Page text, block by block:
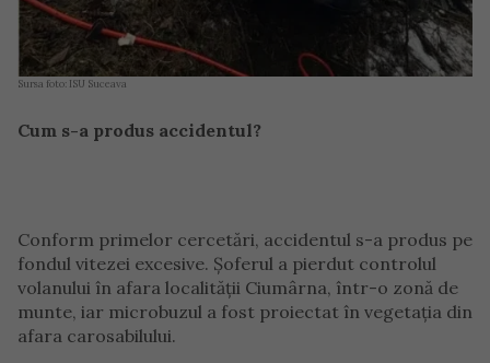
Sursa foto: ISU Suceava
Cum s-a produs accidentul?
Conform primelor cercetări, accidentul s-a produs pe
fondul vitezei excesive. Şoferul a pierdut controlul
volanului în afara localităţii Ciumârna, într-o zonă de
munte, iar microbuzul a fost proiectat în vegetaţia din
afara carosabilului.